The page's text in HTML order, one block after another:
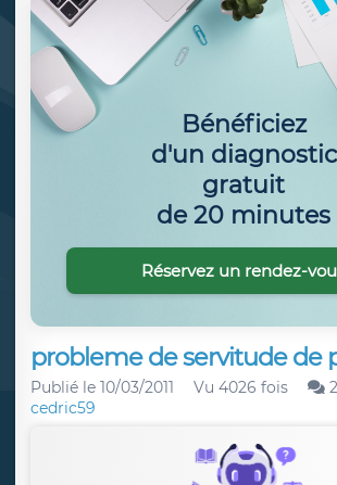
probleme de servitude de
Publié le 10/03/2011 Vu 4026 fois 2
cedric59
Bénéficiez
d'un diagnostic
gratuit
de 20 minutes
Réservez un rendez-